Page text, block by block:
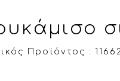
Προϊόντος :